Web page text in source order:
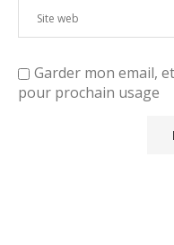
Garder mon email,
pour prochain usage